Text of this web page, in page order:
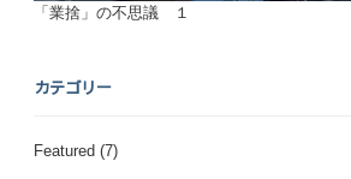
「業捨」の不思議 １
カテゴリー
Featured (7)